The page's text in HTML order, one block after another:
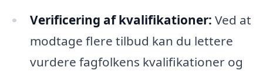
Verificering af kvalifikationer: Ved at
modtage flere tilbud kan du lettere
vurdere fagfolkens kvalifikationer og